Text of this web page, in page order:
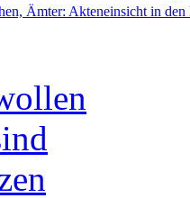
Ämter: Akteneinsicht in den